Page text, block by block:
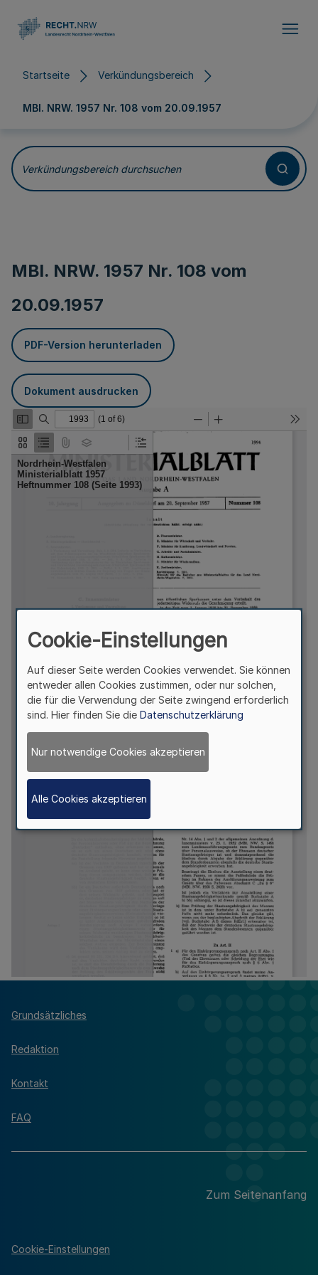
Startseite Verkündungsbereich
MBl. NRW. 1957 Nr. 108 vom 20.09.1957
Verkündungsbereich durchsuchen
MBl. NRW. 1957 Nr. 108 vom
20.09.1957
PDF-Version herunterladen
Dokument ausdrucken
Grundsätzliches
Redaktion
Kontakt
FAQ
Zum Seitenanfang
Cookie-Einstellungen
Cookie-Einstellungen
Auf dieser Seite werden Cookies verwendet. Sie können
entweder allen Cookies zustimmen, oder nur solchen,
die für die Verwendung der Seite zwingend erforderlich
sind. Hier finden Sie die Datenschutzerklärung
Nur notwendige Cookies akzeptieren
Alle Cookies akzeptieren